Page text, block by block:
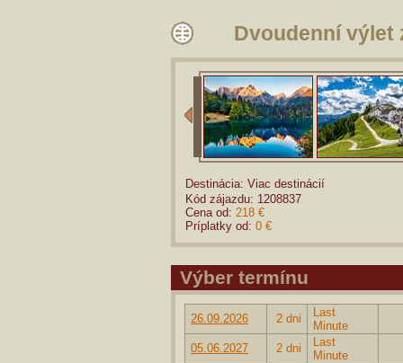
Dvoudenní výlet
Destinácia: Viac destinácií
Kód zájazdu: 1208837
Cena od: 218 €
Príplatky od: 0 €
Výber termínu
26.09.2026 2 dni
Last
Minute
05.06.2027
2 dni
Last
Minute